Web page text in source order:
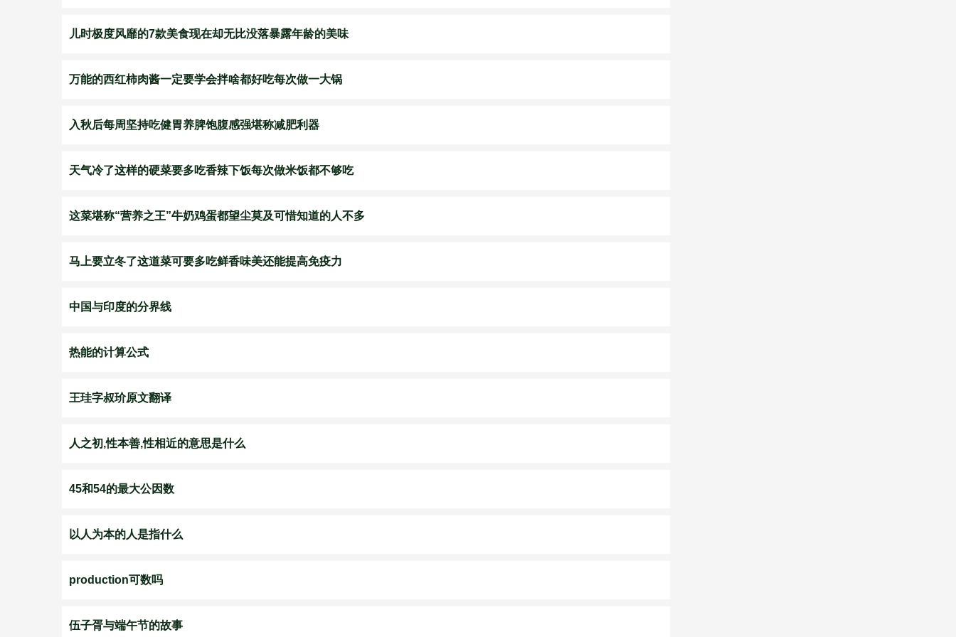
儿时极度风靡的7款美食现在却无比没落暴露年龄的美味
万能的西红柿肉酱一定要学会拌啥都好吃每次做一大锅
入秋后每周坚持吃健胃养脾饱腹感强堪称减肥利器
天气冷了这样的硬菜要多吃香辣下饭每次做米饭都不够吃
这菜堪称“营养之王”牛奶鸡蛋都望尘莫及可惜知道的人不多
马上要立冬了这道菜可要多吃鲜香味美还能提高免疫力
中国与印度的分界线
热能的计算公式
王珪字叔玠原文翻译
人之初,性本善,性相近的意思是什么
45和54的最大公因数
以人为本的人是指什么
production可数吗
伍子胥与端午节的故事